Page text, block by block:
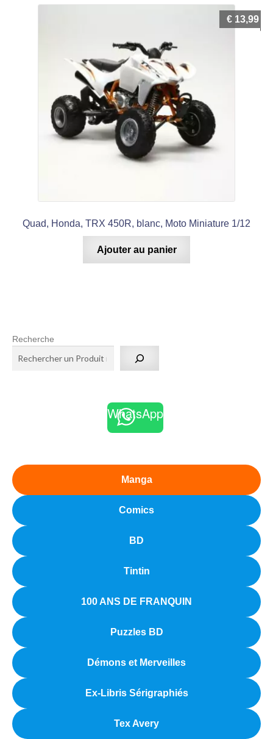
Quad, Honda, TRX 450R, blanc, Moto Miniature 1/12
€ 13,99
Ajouter au panier
Recherche
WhatsApp
Manga
Comics
BD
Tintin
100 ANS DE FRANQUIN
Puzzles BD
Démons et Merveilles
Ex-Libris Sérigraphiés
Tex Avery